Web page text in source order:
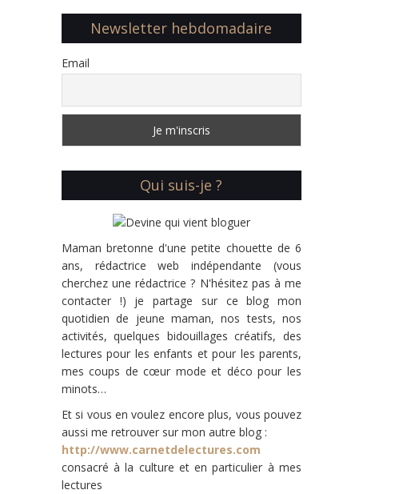
Newsletter hebdomadaire
Email
Qui suis-je ?
Maman bretonne d'une petite chouette de 6
ans, rédactrice web indépendante (vous
cherchez une rédactrice ? N'hésitez pas à me
contacter !) je partage sur ce blog mon
quotidien de jeune maman, nos tests, nos
activités, quelques bidouillages créatifs, des
lectures pour les enfants et pour les parents,
mes coups de cœur mode et déco pour les
minots…
Et si vous en voulez encore plus, vous pouvez
aussi me retrouver sur mon autre blog :
http://www.carnetdelectures.com
consacré à la culture et en particulier à mes
lectures